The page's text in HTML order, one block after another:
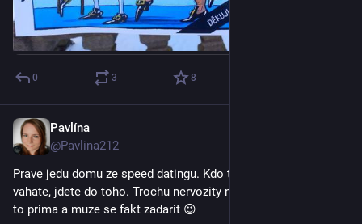
0 3 8
Pavlína
@Pavlina212
Prave jedu domu ze speed datingu. Kdo treba uvazujete, ale
vahate, jdete do toho. Trochu nervozity na zacatek, ale pak je
to prima a muze se fakt zadarit 😉